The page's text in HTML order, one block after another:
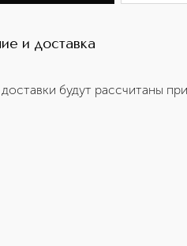
и доставка
будут рассчитаны